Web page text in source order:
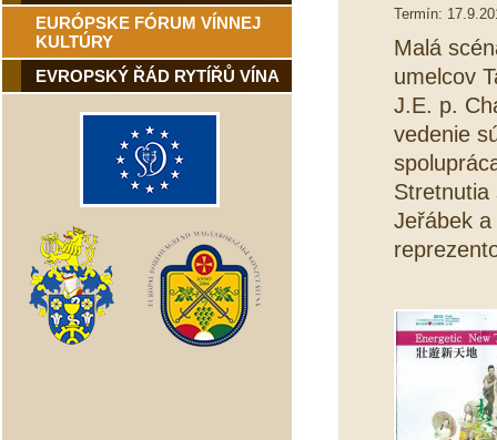
EURÓPSKE FÓRUM VÍNNEJ
KULTÚRY
EVROPSKÝ ŘÁD RYTÍŘŮ VÍNA
Termín:
Malá
umelcov
J.E. p.
vedenie
Stretnutia
Jeřábek